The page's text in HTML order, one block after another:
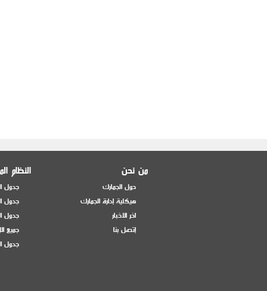
من نحن
حول الجمارك
هيكلية إدارة الجمارك
اخر الاخبار
إتصل بنا
النظام
جدول
جدول
جدول
جميع
جدول